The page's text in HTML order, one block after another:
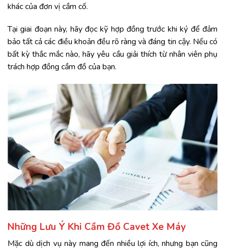
khác của đơn vị cầm cố.
Tại giai đoạn này, hãy đọc kỹ hợp đồng trước khi ký để đảm
bảo tất cả các điều khoản đều rõ ràng và đáng tin cậy. Nếu có
bất kỳ thắc mắc nào, hãy yêu cầu giải thích từ nhân viên phụ
trách hợp đồng cầm đồ của bạn.
Những Lưu Ý Khi Cầm Đồ Cavet Xe Máy
Mặc dù dịch vụ này mang đến nhiều lợi ích, nhưng bạn cũng